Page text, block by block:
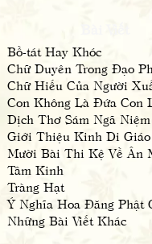
Bồ-tát Hay Khóc
Chữ Duyên Trong Đạo
Chữ Hiếu Của Người
Con Không Là Đứa Con
Dịch Thơ Sám Ngã Niệm
Giới Thiệu Kinh Di Giáo
Mười Bài Thi Kệ Về Ân
Tâm Kinh
Tràng Hạt
Ý Nghĩa Hoa Đăng Phật
Những Bài Viết Khác